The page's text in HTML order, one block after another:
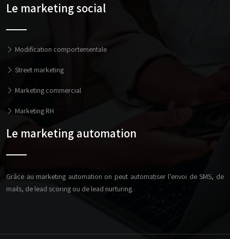
Le marketing social
Modification comportementale
Street marketing
Marketing commercial
Marketing RH
Le marketing automation
Grâce au marketing automation on peut automatiser l’envoi de SMS, de
mails, de lead scoring ou de lead nurturing.